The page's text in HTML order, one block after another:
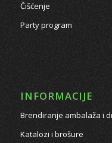
Čišćenje
Party program
INFORMACIJE
Brendiranje ambalaža i
Katalozi i brošure